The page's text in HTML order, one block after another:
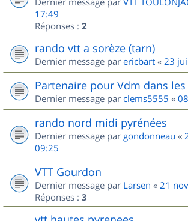
17:49
Réponses : 2
rando vtt a sorèze (tarn)
Dernier message par ericbart « 23
Partenaire pour Vdm dans les
Dernier message par clems5555 «
rando nord midi pyrénées
Dernier message par gondonneau «
09:25
VTT Gourdon
Dernier message par Larsen « 21
Réponses : 3